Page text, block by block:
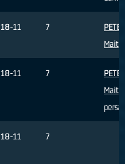
18-11 7
Mait,
18-11 7
Mait,
persa
18-11 7